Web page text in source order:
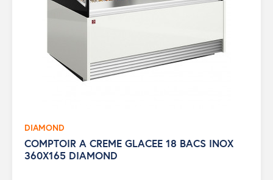
DIAMOND
COMPTOIR A CREME GLACEE 18 BACS INOX
360X165 DIAMOND